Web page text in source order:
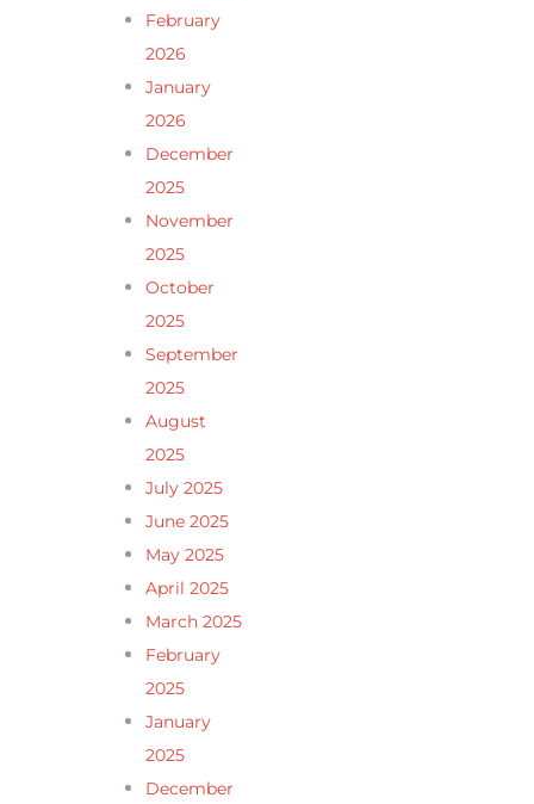
February
2026
January
2026
December
2025
November
2025
October
2025
September
2025
August
2025
July 2025
June 2025
May 2025
April 2025
March 2025
February
2025
January
2025
December